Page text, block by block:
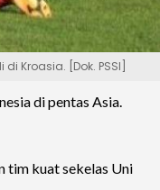
Kroasia. [Dok. PSSI]
di pentas Asia.
tim kuat sekelas Uni